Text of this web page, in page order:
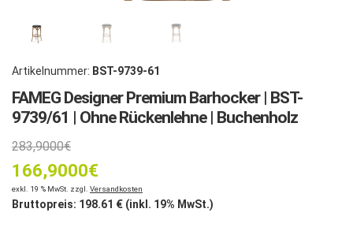
Artikelnummer: BST-9739-61
FAMEG Designer Premium Barhocker | BST-
9739/61 | Ohne Rückenlehne | Buchenholz
283,9000€
166,9000€
exkl. 19 % MwSt. zzgl. Versandkosten
Bruttopreis: 198.61 € (inkl. 19% MwSt.)